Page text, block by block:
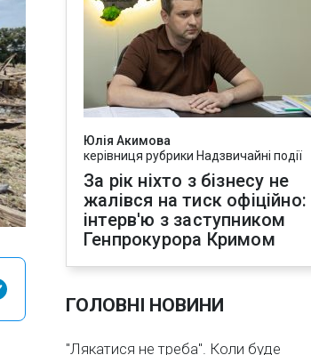
Юлія Акимова
керівниця рубрики Надзвичайні події
За рік ніхто з бізнесу не
жалівся на тиск офіційно:
інтерв'ю з заступником
Генпрокурора Кримом
ГОЛОВНІ НОВИНИ
"Лякатися не треба". Коли буде